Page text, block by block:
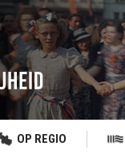
OP REGIO